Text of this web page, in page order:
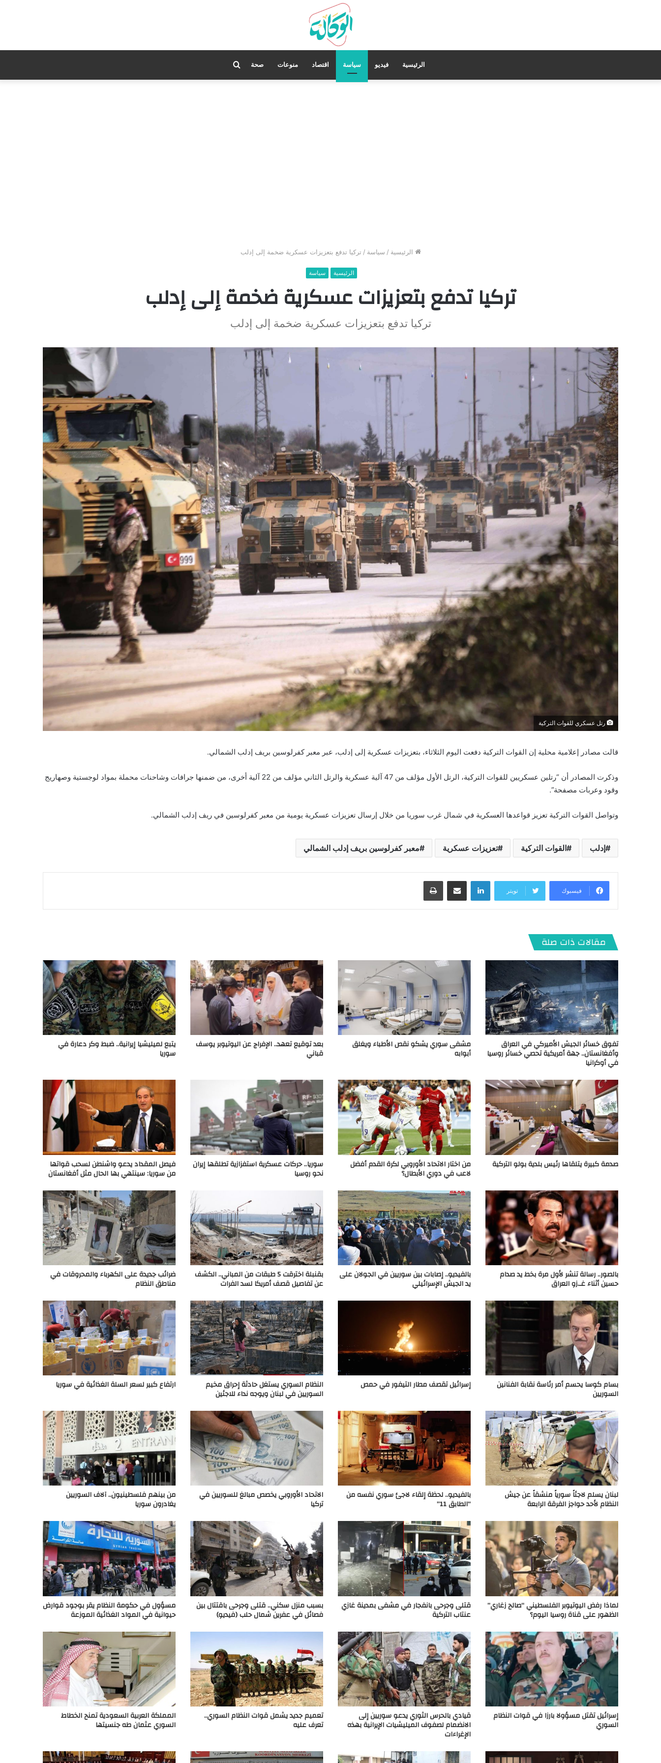
الرئيسية فيديو سياسة اقتصاد منوعات صحة
الرئيسية / سياسة / تركيا تدفع بتعزيزات عسكرية ضخمة إلى إدلب
الرئيسية سياسة
تركيا تدفع بتعزيزات عسكرية ضخمة إلى إدلب
تركيا تدفع بتعزيزات عسكرية ضخمة إلى إدلب
رتل عسكري للقوات التركية
قالت مصادر إعلامية محلية إن القوات التركية دفعت اليوم الثلاثاء، بتعزيزات عسكرية إلى إدلب، عبر معبر كفرلوسين بريف إدلب الشمالي.
وذكرت المصادر أن “رتلين عسكريين للقوات التركية، الرتل الأول مؤلف من 47 آلية عسكرية والرتل الثاني مؤلف من 22 آلية أخرى، من ضمنها جرافات وشاحنات محملة بمواد لوجستية وصهاريج
وقود وعربات مصفحة”.
وتواصل القوات التركية تعزيز قواعدها العسكرية في شمال غرب سوريا من خلال إرسال تعزيزات عسكرية يومية من معبر كفرلوسين في ريف إدلب الشمالي.
إدلب القوات التركية تعزيزات عسكرية معبر كفرلوسين بريف إدلب الشمالي
فيسبوك تويتر
لينكدإن
مقالات ذات صلة
تفوق خسائر الجيش الأميركي في العراق
وأفغانستان.. جهة أمريكية تحصي خسائر روسيا
في أوكرانيا
مشفى سوري يشكو نقص الأطباء ويغلق
أبوابه
بعد توقيع تعهد.. الإفراج عن اليوتيوبر يوسف
قباني
يتبع لميليشيا إيرانية.. ضبط وكر دعارة في
سوريا
صدمة كبيرة يتلقاها رئيس بلدية بولو التركية من اختار الاتحاد الأوروبي لكرة القدم أفضل
لاعب في دوري الأبطال؟
سوريا.. حركات عسكرية استفزازية تطلقها إيران
نحو روسيا
فيصل المقداد يدعو واشنطن لسحب قواتها
من سوريا: سينتهي بها الحال مثل أفغانستان
بالصور.. رسالة تنشر لأول مرة بخط يد صدام
حسين أثناء غـ.زو العراق
بالفيديو.. إصابات بين سوريين في الجولان على
يد الجيش الإسرائيلي
بقنبلة اخترقت 5 طبقات من المباني.. الكشف
عن تفاصيل قصف أمريكا لسد الفرات
ضرائب جديدة على الكهرباء والمحروقات في
مناطق النظام
بسام كوسا يحسم أمر رئاسة نقابة الفنانين
السوريين
إسرائيل تقصف مطار التيفور في حمص النظام السوري يستغل حادثة إحراق مخيم
السوريين في لبنان ويوجه نداء للاجئين
ارتفاع كبير لسعر السلة الغذائية في سوريا
لبنان يسلم لاجئاً سورياً منشقاً عن جيش
النظام لأحد حواجز الفرقة الرابعة
بالفيديو.. لحظة إلقاء لاجئ سوري نفسه من
“الطابق 11”
الاتحاد الأوروبي يخصص مبالغ للسوريين في
تركيا
من بينهم فلسطينيون.. آلاف السوريين
يغادرون سوريا
لماذا رفض اليوتيوبر الفلسطيني “صالح زغاري”
الظهور على قناة روسيا اليوم؟
قتلى وجرحى بانفجار في مشفى بمدينة غازي
عنتاب التركية
بسبب منزل سكني.. قتلى وجرحى باقتتال بين
فصائل في عفرين شمال حلب (فيديو)
مسؤول في حكومة النظام يقر بوجود قوارض
حيوانية في المواد الغذائية الموزعة
إسرائيل تقتل مسؤولا بارزا في قوات النظام
السوري
قيادي بالحرس الثوري يدعو سوريين إلى
الانضمام لصفوف الميليشيات الإيرانية بهذه
الإغراءات
تعميم جديد يشمل قوات النظام السوري..
تعرف عليه
المملكة العربية السعودية تمنح الخطاط
السوري عثمان طه جنسيتها